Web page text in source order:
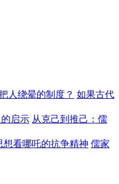
人绕晕的制度？ 如果古代
启示 从克己到推己：儒
想看哪吒的抗争精神 儒家